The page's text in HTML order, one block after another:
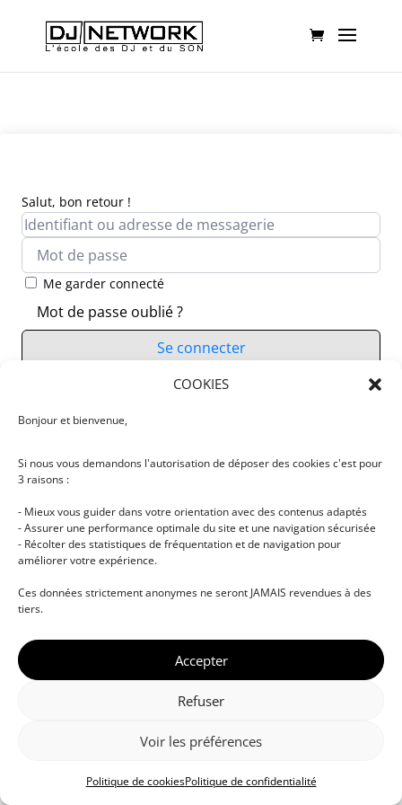
COOKIES
Bonjour et bienvenue,
Si nous vous demandons l'autorisation de déposer des cookies c'est pour
3 raisons :
- Mieux vous guider dans votre orientation avec des contenus adaptés
- Assurer une performance optimale du site et une navigation sécurisée
- Récolter des statistiques de fréquentation et de navigation pour
améliorer votre expérience.
Ces données strictement anonymes ne seront JAMAIS revendues à des
tiers.
Accepter
Refuser
Voir les préférences
Politique de cookiesPolitique de confidentialité
Salut, bon retour !
Me garder connecté
Mot de passe oublié ?
Se connecter
Vous n’avez pas de compte ?
musicale • Certifications professionnelles • Paris •